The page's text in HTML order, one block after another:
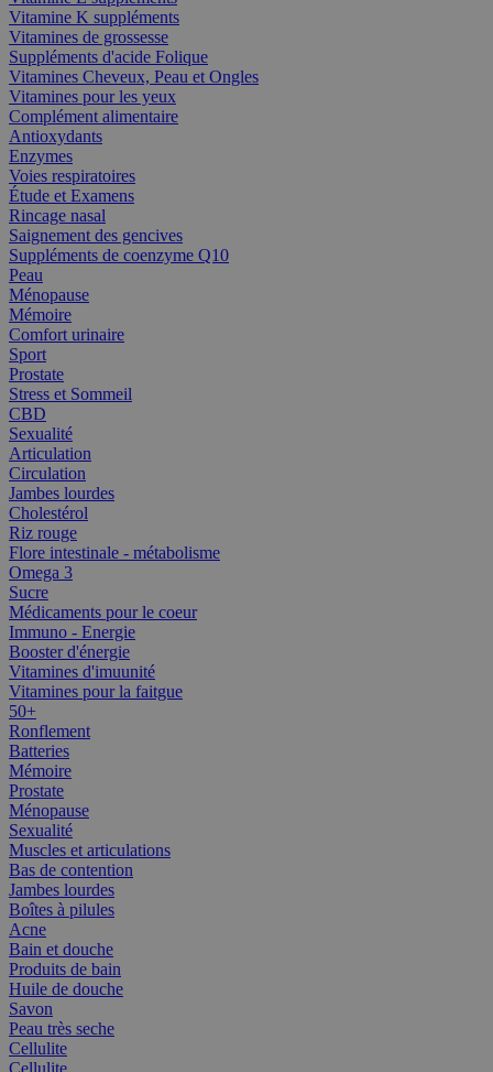
Vitamine K suppléments
Vitamines de grossesse
Suppléments d'acide Folique
Vitamines Cheveux, Peau et Ongles
Vitamines pour les yeux
Complément alimentaire
Antioxydants
Enzymes
Voies respiratoires
Étude et Examens
Rincage nasal
Saignement des gencives
Suppléments de coenzyme Q10
Peau
Ménopause
Mémoire
Comfort urinaire
Sport
Prostate
Stress et Sommeil
CBD
Sexualité
Articulation
Circulation
Jambes lourdes
Cholestérol
Riz rouge
Flore intestinale - métabolisme
Omega 3
Sucre
Médicaments pour le coeur
Immuno - Energie
Booster d'énergie
Vitamines d'imuunité
Vitamines pour la faitgue
50+
Ronflement
Batteries
Mémoire
Prostate
Ménopause
Sexualité
Muscles et articulations
Bas de contention
Jambes lourdes
Boîtes à pilules
Acne
Bain et douche
Produits de bain
Huile de douche
Savon
Peau très seche
Cellulite